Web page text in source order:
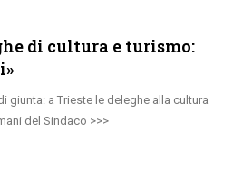
di cultura e turismo:
giunta: a Trieste le deleghe alla cultura
del Sindaco